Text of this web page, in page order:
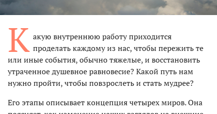
К акую внутреннюю работу приходится
проделать каждому из нас, чтобы пережить те
или иные события, обычно тяжелые, и восстановить
утраченное душевное равновесие? Какой путь нам
нужно пройти, чтобы повзрослеть и стать мудрее?
Его этапы описывает концепция четырех миров. Она